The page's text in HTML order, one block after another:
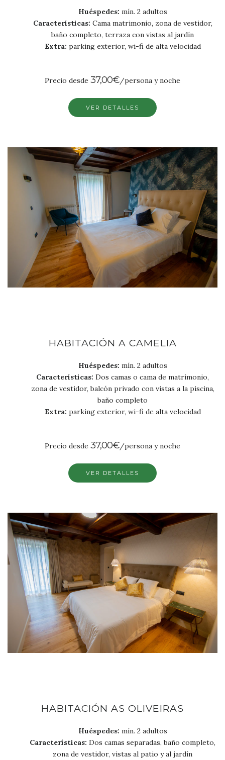
Huéspedes: mín. 2 adultos
Características: Cama matrimonio, zona de vestidor,
baño completo, terraza con vistas al jardín
Extra: parking exterior, wi-fi de alta velocidad
Precio desde 37,00€/persona y noche
VER DETALLES
HABITACIÓN A CAMELIA
Huéspedes: mín. 2 adultos
Características: Dos camas o cama de matrimonio,
zona de vestidor, balcón privado con vistas a la piscina,
baño completo
Extra: parking exterior, wi-fi de alta velocidad
Precio desde 37,00€/persona y noche
VER DETALLES
HABITACIÓN AS OLIVEIRAS
Huéspedes: mín. 2 adultos
Características: Dos camas separadas, baño completo,
zona de vestidor, vistas al patio y al jardín